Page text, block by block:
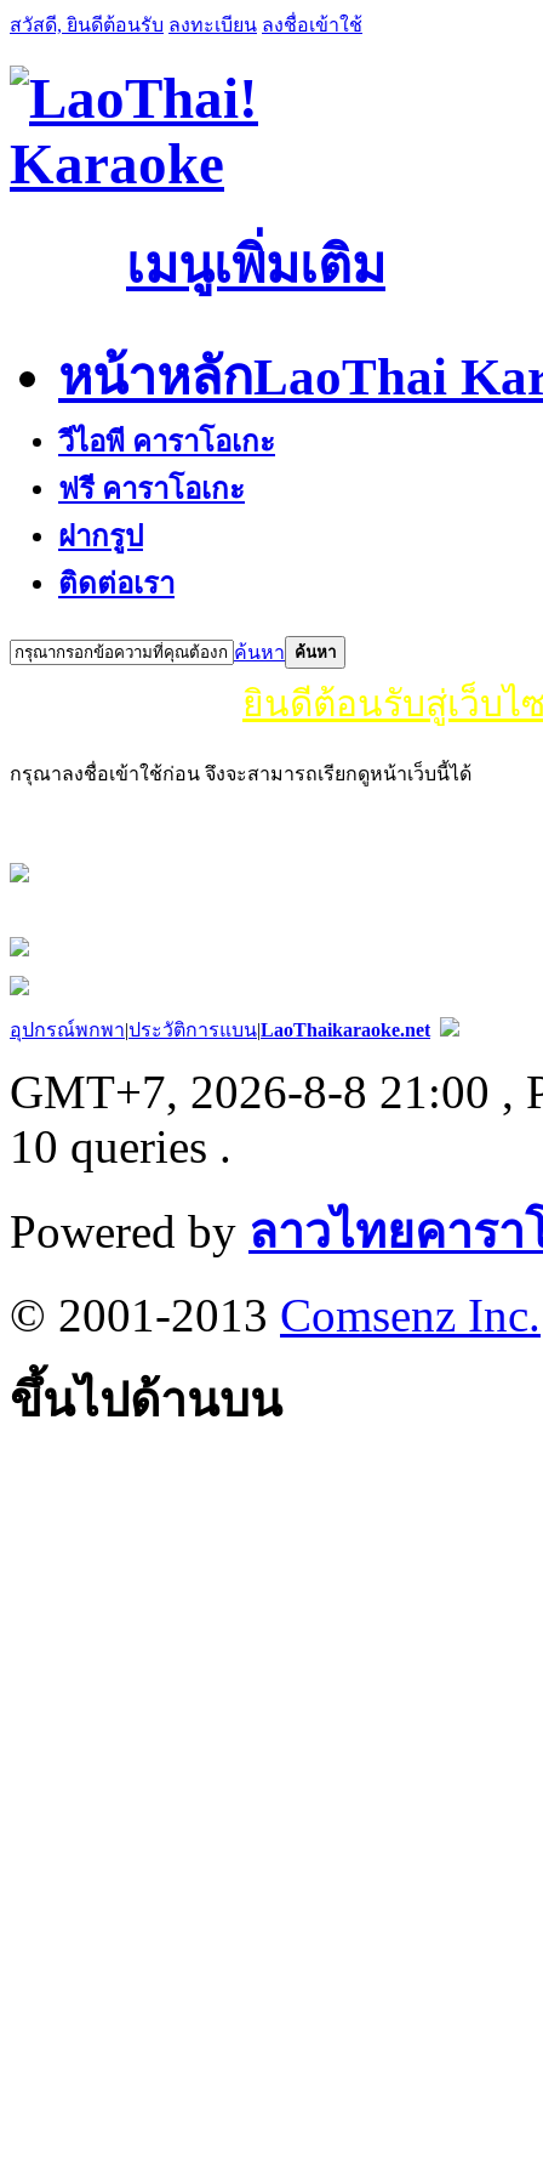
สวัสดี, ยินดีต้อนรับ ลงทะเบียน ลงชื่อเข้าใช้
เมนูเพิ่มเติม
หน้าหลักLaoThai
วีไอพี คาราโอเกะ
ฟรี คาราโอเกะ
ฝากรูป
ติดต่อเรา
ค้นหา ค้นหา
ยินดีต้อนรับสู่เว็บไซ
กรุณาลงชื่อเข้าใช้ก่อน จึงจะสามารถเรียกดูหน้าเว็บนี้ได้
อุปกรณ์พกพา|ประวัติการแบน|LaoThaikaraoke.net
GMT+7, 2026-8-8 21:00 ,
10 queries .
Powered by ลาวไทยคารา
© 2001-2013 Comsenz Inc.
ขึ้นไปด้านบน